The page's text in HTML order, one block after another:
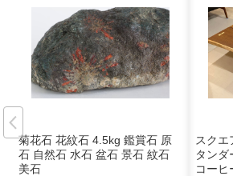
菊花石 花紋石 4.5kg 鑑賞石 原
石 自然石 水石 盆石 景石 紋石
美石
スクエ
タンダ
コーヒ